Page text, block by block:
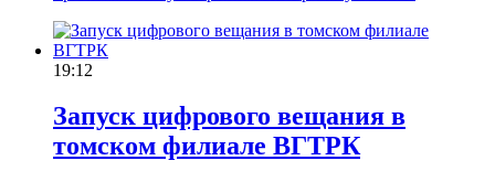
19:12
Запуск цифрового вещания в
томском филиале ВГТРК